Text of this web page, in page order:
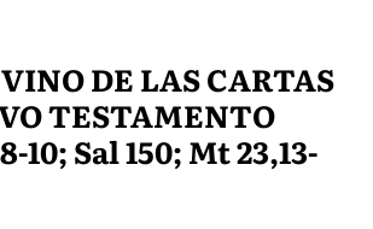
DE LAS CARTAS
TESTAMENTO
10; Sal 150; Mt 23,13-